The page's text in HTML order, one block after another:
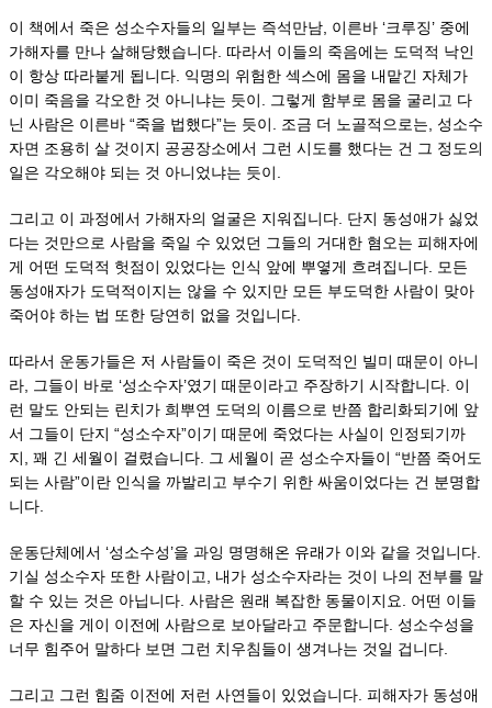
이 책에서 죽은 성소수자들의 일부는 즉석만남, 이른바 ‘크루징’ 중에
가해자를 만나 살해당했습니다. 따라서 이들의 죽음에는 도덕적 낙인
이 항상 따라붙게 됩니다. 익명의 위험한 섹스에 몸을 내맡긴 자체가
이미 죽음을 각오한 것 아니냐는 듯이. 그렇게 함부로 몸을 굴리고 다
닌 사람은 이른바 “죽을 법했다”는 듯이. 조금 더 노골적으로는, 성소수
자면 조용히 살 것이지 공공장소에서 그런 시도를 했다는 건 그 정도의
일은 각오해야 되는 것 아니었냐는 듯이.
그리고 이 과정에서 가해자의 얼굴은 지워집니다. 단지 동성애가 싫었
다는 것만으로 사람을 죽일 수 있었던 그들의 거대한 혐오는 피해자에
게 어떤 도덕적 헛점이 있었다는 인식 앞에 뿌옇게 흐려집니다. 모든
동성애자가 도덕적이지는 않을 수 있지만 모든 부도덕한 사람이 맞아
죽어야 하는 법 또한 당연히 없을 것입니다.
따라서 운동가들은 저 사람들이 죽은 것이 도덕적인 빌미 때문이 아니
라, 그들이 바로 ‘성소수자’였기 때문이라고 주장하기 시작합니다. 이
런 말도 안되는 린치가 희뿌연 도덕의 이름으로 반쯤 합리화되기에 앞
서 그들이 단지 “성소수자”이기 때문에 죽었다는 사실이 인정되기까
지, 꽤 긴 세월이 걸렸습니다. 그 세월이 곧 성소수자들이 “반쯤 죽어도
되는 사람”이란 인식을 까발리고 부수기 위한 싸움이었다는 건 분명합
니다.
운동단체에서 ‘성소수성’을 과잉 명명해온 유래가 이와 같을 것입니다.
기실 성소수자 또한 사람이고, 내가 성소수자라는 것이 나의 전부를 말
할 수 있는 것은 아닙니다. 사람은 원래 복잡한 동물이지요. 어떤 이들
은 자신을 게이 이전에 사람으로 보아달라고 주문합니다. 성소수성을
너무 힘주어 말하다 보면 그런 치우침들이 생겨나는 것일 겁니다.
그리고 그런 힘줌 이전에 저런 사연들이 있었습니다. 피해자가 동성애